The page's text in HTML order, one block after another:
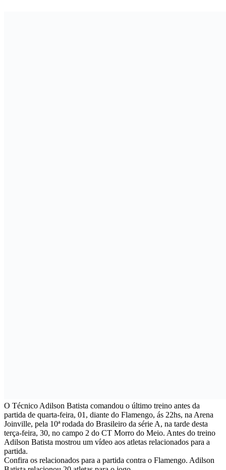
O Técnico Adilson Batista comandou o último treino antes da
partida de quarta-feira, 01, diante do Flamengo, ás 22hs, na Arena
Joinville, pela 10ª rodada do Brasileiro da série A, na tarde desta
terça-feira, 30, no campo 2 do CT Morro do Meio. Antes do treino
Adilson Batista mostrou um vídeo aos atletas relacionados para a
partida.
Confira os relacionados para a partida contra o Flamengo. Adilson